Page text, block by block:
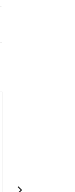
Recambios